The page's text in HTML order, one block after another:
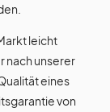
leicht
nach unserer
eines
von